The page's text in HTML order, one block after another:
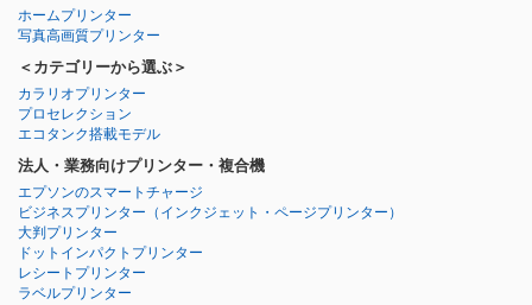
ホームプリンター
写真高画質プリンター
＜カテゴリーから選ぶ＞
カラリオプリンター
プロセレクション
エコタンク搭載モデル
法人・業務向けプリンター・複合機
エプソンのスマートチャージ
ビジネスプリンター （インクジェット・ページプリンター）
大判プリンター
ドットインパクトプリンター
レシートプリンター
ラベルプリンター